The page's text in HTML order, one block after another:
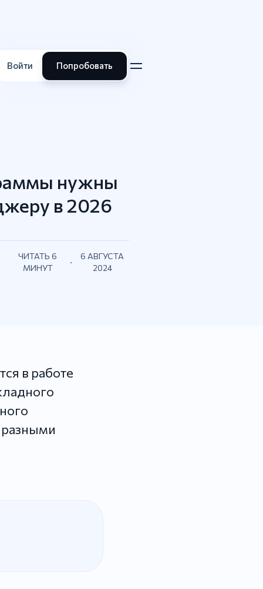
Войти Попробовать
нужны
в 2026
ЧИТАТЬ 6
МИНУТ
6 АВГУСТА
2024
в работе
разными